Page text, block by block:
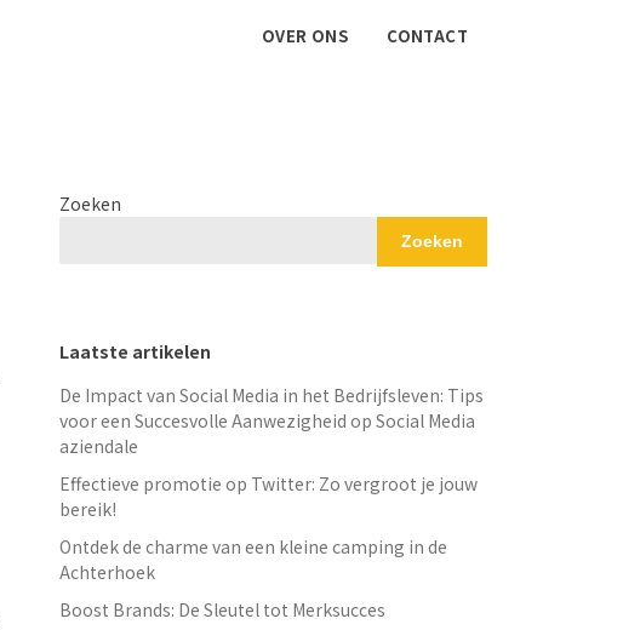
OVER ONS CONTACT
Zoeken
Zoeken
Laatste artikelen
De Impact van Social Media in het Bedrijfsleven: Tips
voor een Succesvolle Aanwezigheid op Social Media
aziendale
Effectieve promotie op Twitter: Zo vergroot je jouw
bereik!
Ontdek de charme van een kleine camping in de
Achterhoek
Boost Brands: De Sleutel tot Merksucces